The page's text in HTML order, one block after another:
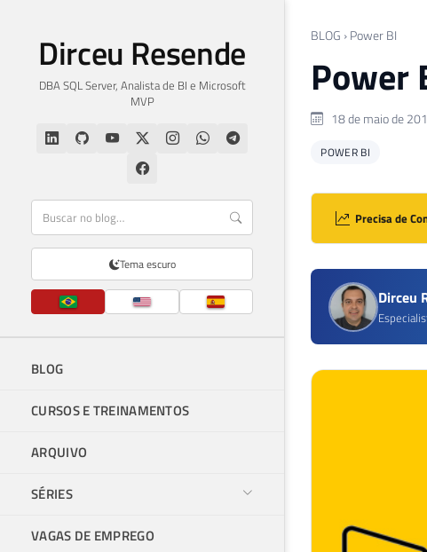
Dirceu Resende
DBA SQL Server, Analista de BI e Microsoft
MVP
Tema escuro
BLOG
CURSOS E TREINAMENTOS
ARQUIVO
SÉRIES
VAGAS DE EMPREGO
BLOG › Power BI
Power
18 de maio de
POWER BI
Precisa de
Dirceu